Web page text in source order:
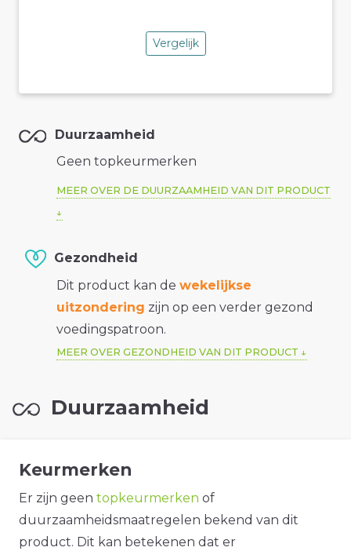
Vergelijk
Duurzaamheid
Geen topkeurmerken
MEER OVER DE DUURZAAMHEID VAN DIT PRODUCT
Gezondheid
Dit product kan de wekelijkse
uitzondering zijn op een verder gezond
voedingspatroon.
MEER OVER GEZONDHEID VAN DIT PRODUCT
Duurzaamheid
Keurmerken
Er zijn geen topkeurmerken of
duurzaamheidsmaatregelen bekend van dit
product. Dit kan betekenen dat er